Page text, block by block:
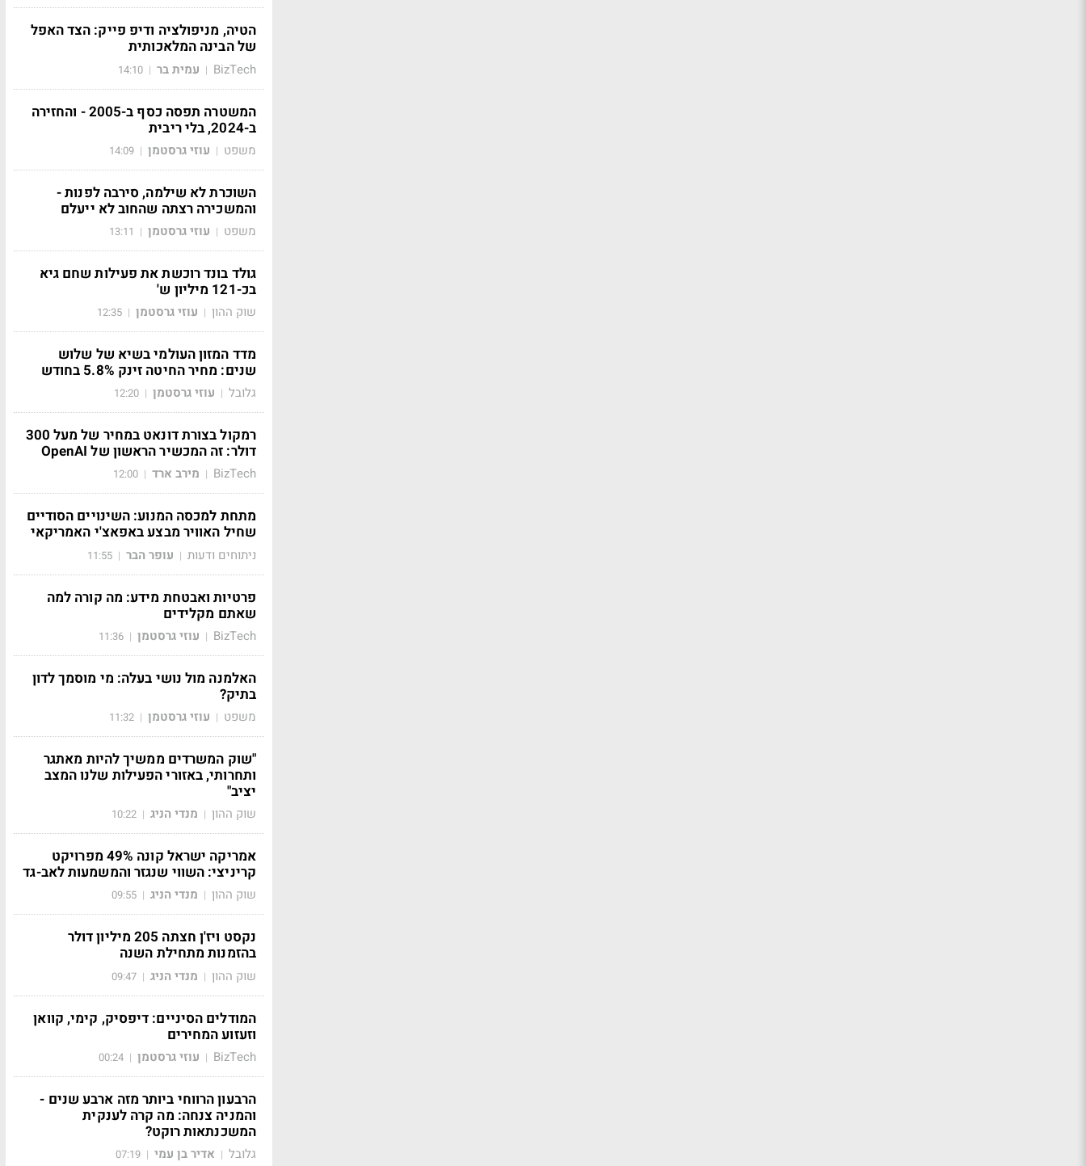
הטיה, מניפולציה ודיפ פייק: הצד האפל
של הבינה המלאכותית
BizTech
| עמית בר |
14:10
המשטרה תפסה כסף ב-2005 - והחזירה
ב-2024, בלי ריבית
משפט | עוזי גרסטמן |
14:09
השוכרת לא שילמה, סירבה לפנות -
והמשכירה רצתה שהחוב לא ייעלם
משפט | עוזי גרסטמן |
13:11
גולד בונד רוכשת את פעילות שחם גיא
בכ-121 מיליון ש'
שוק ההון | עוזי גרסטמן |
12:35
מדד המזון העולמי בשיא של שלוש
שנים: מחיר החיטה זינק 5.8% בחודש
גלובל | עוזי גרסטמן |
12:20
רמקול בצורת דונאט במחיר של מעל 300
דולר: זה המכשיר הראשון של OpenAI
BizTech
| מירב ארד |
12:00
מתחת למכסה המנוע: השינויים הסודיים
שחיל האוויר מבצע באפאצ'י האמריקאי
ניתוחים ודעות | עופר הבר |
11:55
פרטיות ואבטחת מידע: מה קורה למה
שאתם מקלידים
BizTech
| עוזי גרסטמן |
11:36
האלמנה מול נושי בעלה: מי מוסמך לדון
בתיק?
משפט | עוזי גרסטמן |
11:32
"שוק המשרדים ממשיך להיות מאתגר
ותחרותי, באזורי הפעילות שלנו המצב
יציב"
שוק ההון | מנדי הניג |
10:22
אמריקה ישראל קונה 49% מפרויקט
קריניצי: השווי שנגזר והמשמעות לאב-גד
שוק ההון | מנדי הניג |
09:55
נקסט ויז'ן חצתה 205 מיליון דולר
בהזמנות מתחילת השנה
שוק ההון | מנדי הניג |
09:47
המודלים הסיניים: דיפסיק, קימי, קוואן
וזעזוע המחירים
BizTech
| עוזי גרסטמן |
00:24
הרבעון הרווחי ביותר מזה ארבע שנים -
והמניה צנחה: מה קרה לענקית
המשכנתאות רוקט?
גלובל | אדיר בן עמי |
07:19